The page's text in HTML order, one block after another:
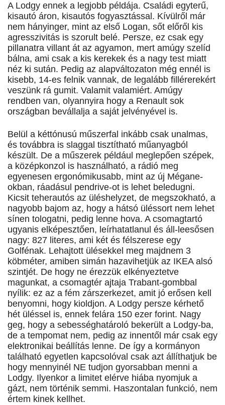
A Lodgy ennek a legjobb példája. Családi egyterű,
kisautó áron, kisautós fogyasztással. Kívülről már
nem hányinger, mint az első Logan, sőt előről kis
agresszivitás is szorult belé. Persze, ez csak egy
pillanatra villant át az agyamon, mert amúgy szelíd
bálna, ami csak a kis kerekek és a nagy test miatt
néz ki sután. Pedig az alapváltozaton még ennél is
kisebb, 14-es felnik vannak, de legalább fillérerekért
veszünk rá gumit. Valamit valamiért. Amúgy
rendben van, olyannyira hogy a Renault sok
országban bevállalja a saját jelvényével is.
Belül a kéttónusú műszerfal inkább csak unalmas,
és továbbra is slaggal tisztítható műanyagból
készült. De a műszerek például meglepően szépek,
a középkonzol is használható, a rádió meg
egyenesen ergonómikusabb, mint az új Mégane-
okban, ráadásul pendrive-ot is lehet beledugni.
Kicsit teherautós az üléshelyzet, de megszokható, a
nagyobb bajom az, hogy a hátsó üléssort nem lehet
sínen tologatni, pedig lenne hova. A csomagtartó
ugyanis elképesztően, leírhatatlanul és áll-leesősen
nagy: 827 literes, ami két és félszerese egy
Golfénak. Lehajtott ülésekkel meg majdnem 3
köbméter, amiben simán hazavihetjük az IKEA alsó
szintjét. De hogy ne érezzük elkényeztetve
magunkat, a csomagtér ajtaja Trabant-gombbal
nyílik: ez az a fém zárszerkezet, amit jó erősen kell
benyomni, hogy kioldjon. A Lodgy persze kérhető
hét üléssel is, ennek felára 150 ezer forint. Nagy
geg, hogy a sebességhatároló bekerült a Lodgy-ba,
de a tempomat nem, pedig az innentől már csak egy
elektronikai beállítás lenne. De így a kormányon
található egyetlen kapcsolóval csak azt állíthatjuk be
hogy mennyinél NE tudjon gyorsabban menni a
Lodgy. Ilyenkor a limitet elérve hiába nyomjuk a
gázt, nem történik semmi. Haszontalan funkció, nem
értem kinek kellhet.